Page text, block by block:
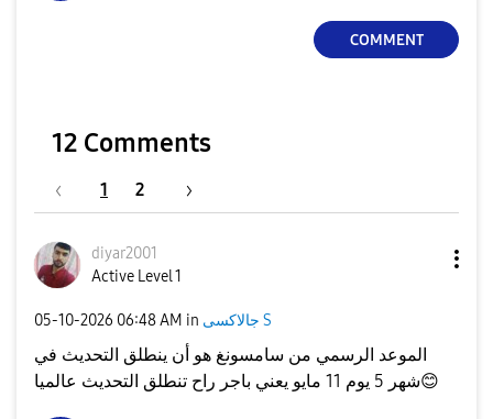
COMMENT
12 Comments
1 2
diyar2001
Active Level 1
‎05-10-2026 06:48 AM in جالاكسى S
الموعد الرسمي من سامسونغ هو أن ينطلق التحديث في
شهر 5 يوم 11 مايو يعني باجر راح تنطلق التحديث عالميا😊